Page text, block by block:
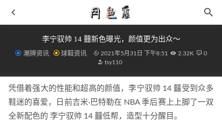
李宁驭帅 14 䨻新色曝光，颜值更为出众～
潮牌资讯 球鞋资讯 2021年5月31日 下午8:51 2.32K
0
tsy110
凭借着强大的性能和超高的颜值，李宁驭帅 14 䨻受到众多
鞋迷的喜爱，日前吉米·巴特勒在 NBA 季后赛上上脚了一双
全新配色的 李宁驭帅 14 䨻低帮，造型十分醒目。
聚焦多元时尚审美，COMICO21包包探索百变风格